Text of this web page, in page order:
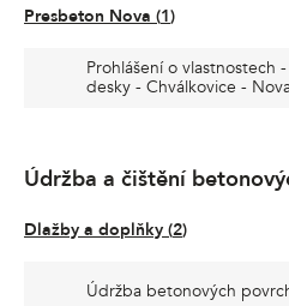
Presbeton Nova (1)
Prohlášení o vlastnostech
desky - Chválkovice -
Údržba a čištění
Dlažby a doplňky (2)
Údržba betonových